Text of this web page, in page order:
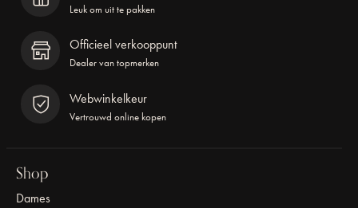
Leuk om uit te pakken
Officieel verkooppunt
Dealer van topmerken
Webwinkelkeur
Vertrouwd online kopen
Shop
Dames